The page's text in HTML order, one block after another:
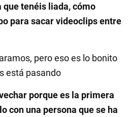
que tenéis liada, cómo
para sacar videoclips entre
pero eso es lo bonito
está pasando
porque es la primera
con una persona que se ha